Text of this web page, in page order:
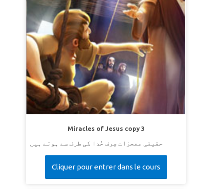
Miracles of Jesus copy 3
حقیقی معجزات صِرف خُدا کی طرف سے ہوتے ہیں
Cliquer pour entrer dans le cours